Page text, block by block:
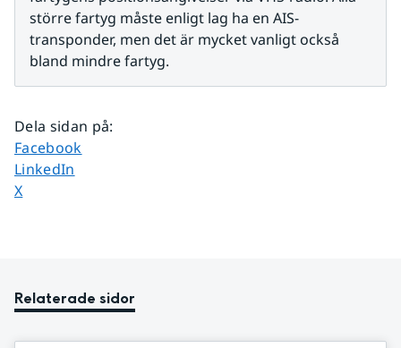
större fartyg måste enligt lag ha en AIS-
transponder, men det är mycket vanligt också
bland mindre fartyg.
Dela sidan på:
Dela sidan på
Facebook
Dela sidan på
LinkedIn
Dela sidan på
X
Relaterade sidor